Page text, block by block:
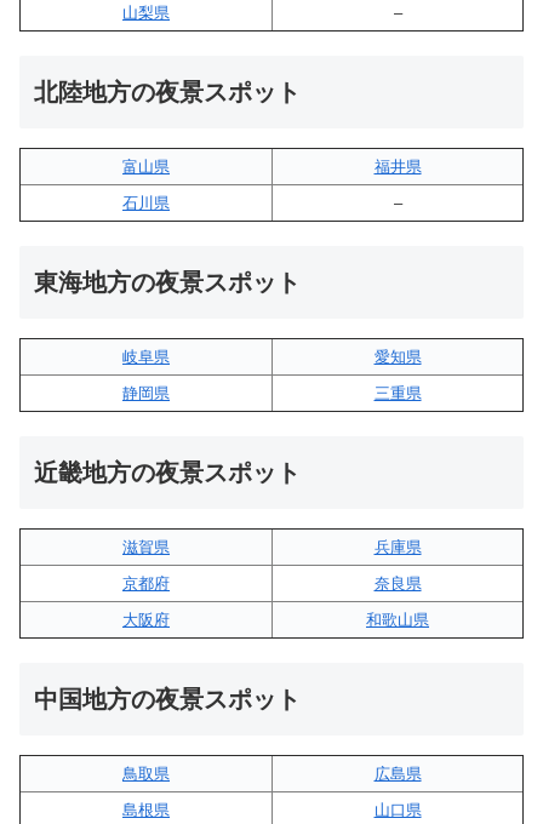
山梨県
–
北陸地方の夜景スポット
富山県
福井県
石川県
–
東海地方の夜景スポット
岐阜県
愛知県
静岡県
三重県
近畿地方の夜景スポット
滋賀県
兵庫県
京都府
奈良県
大阪府
和歌山県
中国地方の夜景スポット
鳥取県
広島県
島根県
山口県